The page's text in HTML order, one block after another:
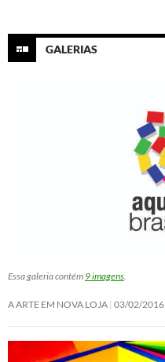
GALERIAS
Essa galeria contém 9 imagens.
A ARTE EM NOVA LOJA 03/02/2016